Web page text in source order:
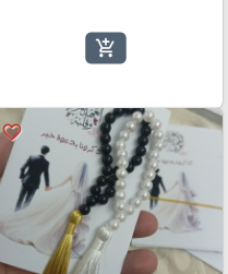
add_shopping_cart
favorite_border